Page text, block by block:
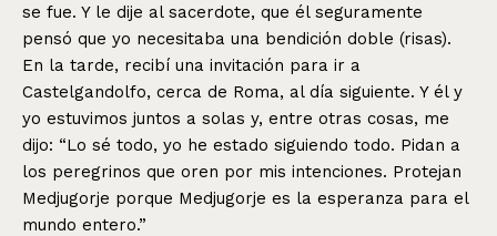
se fue. Y le dije al sacerdote, que él seguramente
pensó que yo necesitaba una bendición doble (risas).
En la tarde, recibí una invitación para ir a
Castelgandolfo, cerca de Roma, al día siguiente. Y él y
yo estuvimos juntos a solas y, entre otras cosas, me
dijo: “Lo sé todo, yo he estado siguiendo todo. Pidan a
los peregrinos que oren por mis intenciones. Protejan
Medjugorje porque Medjugorje es la esperanza para el
mundo entero.”